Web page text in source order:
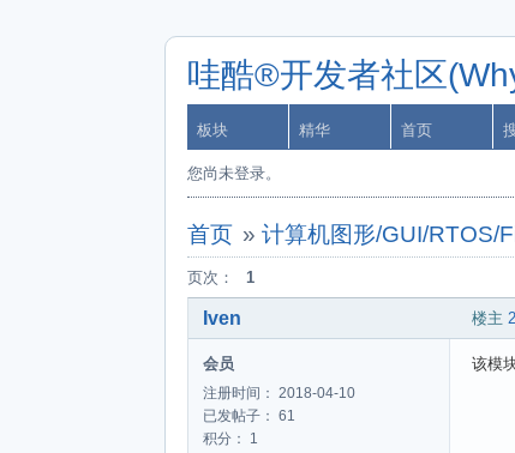
哇酷®开发者社区
板块 精华 首页
您尚未登录。
首页 » 计算机图形/GUI/RTOS/
页次： 1
楼主
Iven
会员
注册时间： 2018-04-10
已发帖子： 61
积分： 1
该模